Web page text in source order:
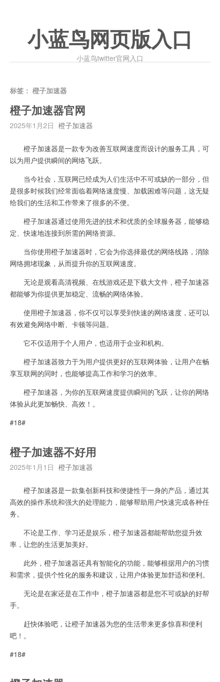
小蓝鸟网页版入口
小蓝鸟twitter官网入口
标签： 橙子加速器
橙子加速器官网
2025年1月2日 橙子加速器
橙子加速器是一款专为改善互联网速度而设计的服务工具，可
以为用户提供瞬间的网络飞跃。
当今社会，互联网已经成为人们生活中不可或缺的一部分，但
是很多时候我们经常面临着网络速度慢、加载困难等问题，这无疑
给我们的生活和工作带来了很多的不便。
橙子加速器通过使用先进的技术和优质的全球服务器，能够稳
定、快速地连接到所需的网络资源。
当你使用橙子加速器时，它会为你选择最优的网络线路，消除
网络拥堵现象，从而提升你的互联网速度。
无论是观看高清视频、在线游戏还是下载大文件，橙子加速器
都能够为你提供更加稳定、流畅的网络体验。
使用橙子加速器，你不仅可以享受到快速的网络速度，还可以
有效避免网络中断、卡顿等问题。
它不仅适用于个人用户，也适用于企业和机构。
橙子加速器致力于为用户提供更好的互联网体验，让用户在畅
享互联网的同时，也能够提高工作和学习的效率。
橙子加速器，为你的互联网速度提供瞬间的飞跃，让你的网络
体验从此更加畅快、高效！。
#18#
橙子加速器不好用
2025年1月1日 橙子加速器
橙子加速器是一款集创新科技和便捷性于一身的产品，通过其
高效的操作系统和强大的处理能力，能够帮助用户快速完成各种任
务。
不论是工作、学习还是娱乐，橙子加速器都能帮助您提升效
率，让您的生活更加美好。
此外，橙子加速器还具有智能化的功能，能够根据用户的习惯
和需求，提供个性化的服务和建议，让用户体验更加舒适和便利。
无论是在家还是在工作中，橙子加速器都是您不可或缺的好帮
手。
赶快体验吧，让橙子加速器为您的生活带来更多惊喜和便利
吧！。
#18#